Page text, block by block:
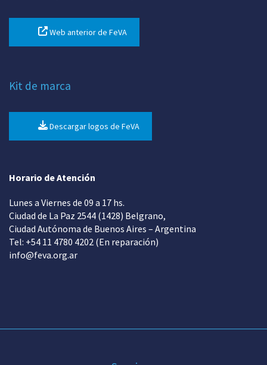
Web anterior de FeVA
Kit de marca
Descargar logos de FeVA
Horario de Atención
Lunes a Viernes de 09 a 17 hs.
Ciudad de La Paz 2544 (1428) Belgrano,
Ciudad Autónoma de Buenos Aires – Argentina
Tel: +54 11 4780 4202 (En reparación)
info@feva.org.ar